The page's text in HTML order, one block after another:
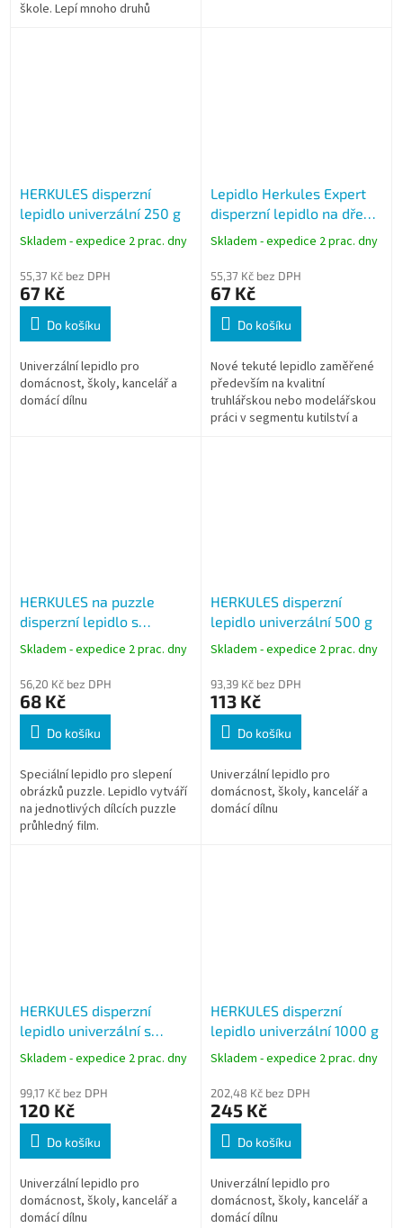
škole. Lepí mnoho druhů
HERKULES disperzní
lepidlo univerzální 250 g
Skladem - expedice 2 prac. dny
55,37 Kč bez DPH
67 Kč
Do košíku
Univerzální lepidlo pro
domácnost, školy, kancelář a
domácí dílnu
Lepidlo Herkules Expert
disperzní lepidlo na dřevo
pro dílnu a hobby 130 g
Skladem - expedice 2 prac. dny
55,37 Kč bez DPH
67 Kč
Do košíku
Nové tekuté lepidlo zaměřené
především na kvalitní
truhlářskou nebo modelářskou
práci v segmentu kutilství a
HERKULES na puzzle
disperzní lepidlo s
aplikátorem 130g
Skladem - expedice 2 prac. dny
56,20 Kč bez DPH
68 Kč
Do košíku
Speciální lepidlo pro slepení
obrázků puzzle. Lepidlo vytváří
na jednotlivých dílcích puzzle
průhledný film.
HERKULES disperzní
lepidlo univerzální 500 g
Skladem - expedice 2 prac. dny
93,39 Kč bez DPH
113 Kč
Do košíku
Univerzální lepidlo pro
domácnost, školy, kancelář a
domácí dílnu
HERKULES disperzní
lepidlo univerzální s
aplikátorem 500 g
Skladem - expedice 2 prac. dny
99,17 Kč bez DPH
120 Kč
Do košíku
Univerzální lepidlo pro
domácnost, školy, kancelář a
domácí dílnu
HERKULES disperzní
lepidlo univerzální 1000 g
Skladem - expedice 2 prac. dny
202,48 Kč bez DPH
245 Kč
Do košíku
Univerzální lepidlo pro
domácnost, školy, kancelář a
domácí dílnu